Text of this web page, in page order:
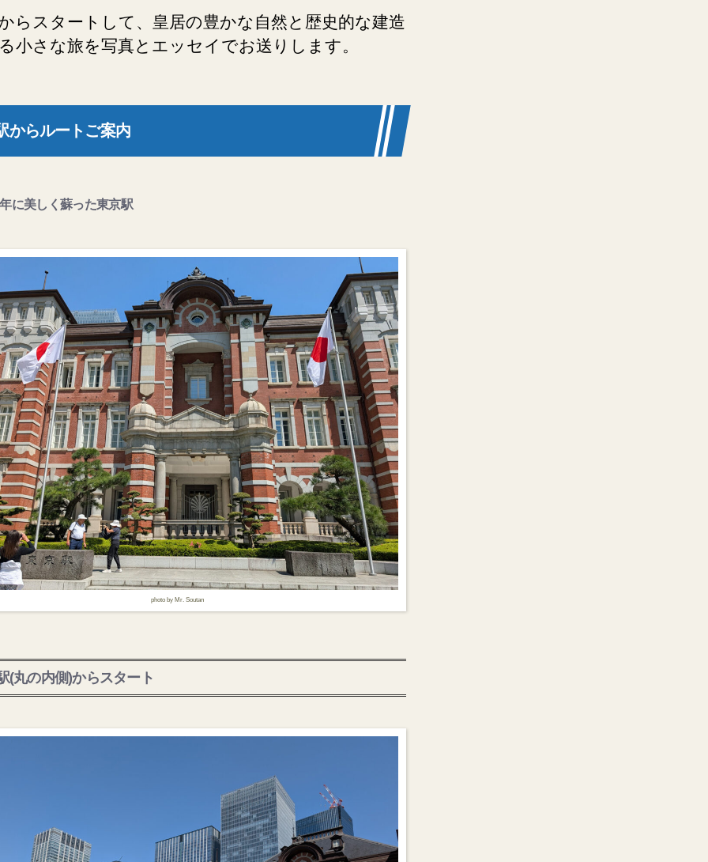
らスタートして、皇居の豊かな自然と歴史的な建造
小さな旅を写真とエッセイでお送りします。
からルートご案内
に美しく蘇った東京駅
photo by Mr. Soutan
(丸の内側)からスタート